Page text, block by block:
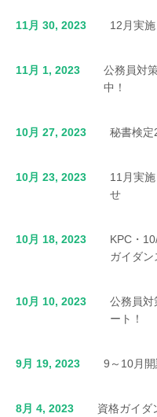
11月 30, 2023 12月実
11月 1, 2023
公務員対
中！
10月 27, 2023 秘書検
10月 23, 2023
11月実
せ
10月 18, 2023
KPC・
ガイダン
10月 10, 2023
公務員対
ート！
9月 19, 2023 9～10月
8月 4, 2023
資格ガイ